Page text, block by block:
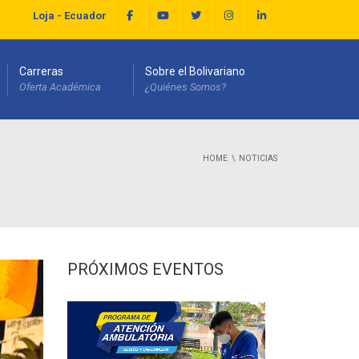
Loja - Ecuador
Carreras
Oferta Académica
Sobre el Bolivariano
¿Quiénes Somos?
HOME NOTICIAS
PRÓXIMOS EVENTOS